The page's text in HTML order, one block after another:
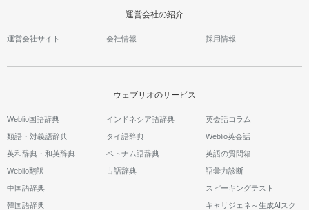
運営会社の紹介
運営会社サイト 会社情報 採用情報
ウェブリオのサービス
Weblio国語辞典
類語・対義語辞典
英和辞典・和英辞典
Weblio翻訳
中国語辞典
韓国語辞典
インドネシア語辞典
タイ語辞典
ベトナム語辞典
古語辞典
英会話コラム
Weblio英会話
英語の質問箱
語彙力診断
スピーキングテスト
キャリジェネ～生成AIスク